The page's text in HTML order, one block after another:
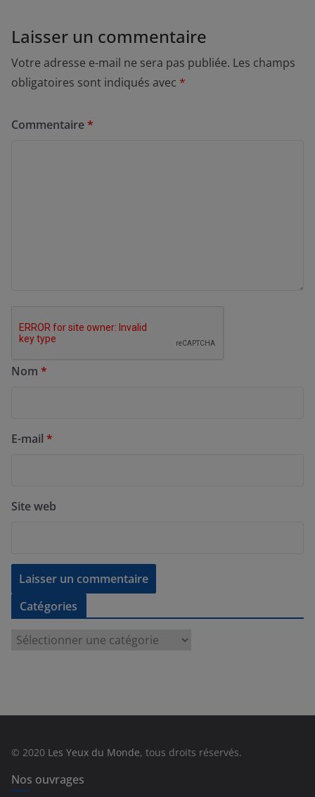
Laisser un commentaire
Votre adresse e-mail ne sera pas publiée. Les champs
obligatoires sont indiqués avec *
Commentaire*
Nom *
E-mail *
Site web
Catégories
e
© 2020 Les Yeux du Monde, tous droits réservés.
Nos ouvrages